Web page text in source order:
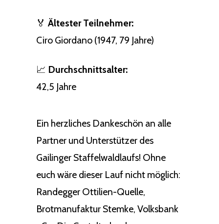
🏅 Ältester Teilnehmer:
Ciro Giordano (1947, 79 Jahre)
📈 Durchschnittsalter:
42,5 Jahre
Ein herzliches Dankeschön an alle
Partner und Unterstützer des
Gailinger Staffelwaldlaufs! Ohne
euch wäre dieser Lauf nicht möglich:
Randegger Ottilien-Quelle,
Brotmanufaktur Stemke, Volksbank